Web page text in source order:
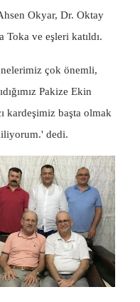
Okyar, Dr. Oktay
ve eşleri katıldı.
çok önemli,
Pakize Ekin
kardeşimiz başta olmak
dedi.